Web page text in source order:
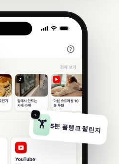
🏋️
♪
5분 플랭크 챌린지